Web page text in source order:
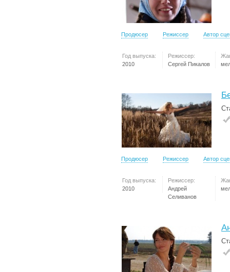
Продюсер Режиссер Автор
Год выпуска:
2010
Режиссер:
Сергей Пикалов
Продюсер Режиссер Автор
Год выпуска:
2010
Режиссер:
Андрей
Селиванов